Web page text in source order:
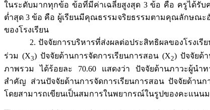
ในระดับมากทุกข้อ ข้อที่มีค่าเฉลี่ยสูงสุด 3 ข้อ คือ ครูได้รับ
ต่ำสุด 3 ข้อ คือ ผู้เรียนมีคุณธรรมจริยธรรมตามคุณลักษณะ
ของโรงเรียน
2. ปัจจัยการบริหารที่ส่งผลต่อประสิทธิผลของโรงเรีย
ร่วม (X3) ปัจจัยด้านการจัดการเรียนการสอน (X2) ปัจจัยด้
ภาพรวม ได้ร้อยละ 70.60 แสดงว่า ปัจจัยด้านภาวะผู้นำท
สำคัญ ส่วนปัจจัยด้านการจัดการเรียนการสอน ปัจจัยด้าน
โดยสามารถเขียนเป็นสมการในพยากรณ์ในรูปของคะแนนม